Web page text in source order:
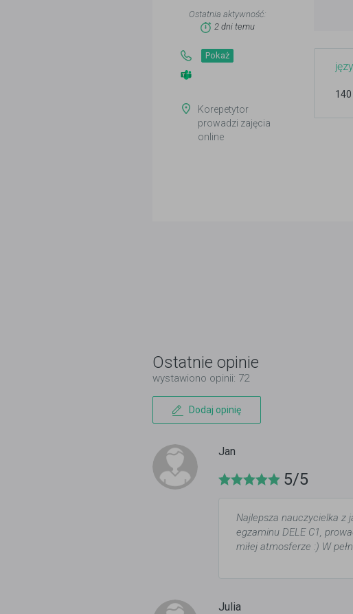
Ostatnia aktywność:
2 dni temu
Pokaż
Korepetytor
prowadzi zajęcia
online
140
Ostatnie opinie
wystawiono opinii: 72
Dodaj opinię
Jan
5/5
Najlepsza nauczycielka z
egzaminu DELE C1,
miłej atmosferze :) W
Julia